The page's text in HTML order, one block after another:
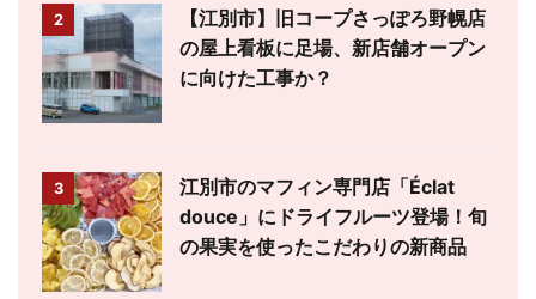
2
【江別市】旧コープさっぽろ野幌店
の屋上看板に足場、新店舗オープン
に向けた工事か？
3
江別市のマフィン専門店「Éclat
douce」にドライフルーツ登場！旬
の果実を使ったこだわりの新商品